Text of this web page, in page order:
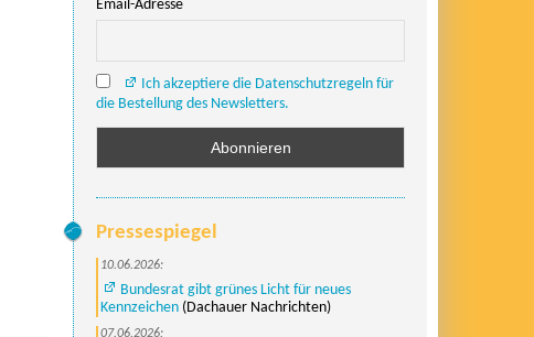
Email-Adresse
Ich akzeptiere die Datenschutzregeln für
die Bestellung des Newsletters.
Pressespiegel
10.06.2026:
Bundesrat gibt grünes Licht für neues
Kennzeichen (Dachauer Nachrichten)
07.06.2026: